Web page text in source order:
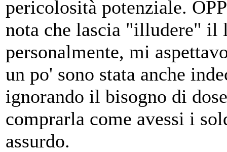
pericolosità potenziale.
nota che lascia "illudere"
personalmente, mi
un po' sono stata anche
ignorando il bisogno di
comprarla come avessi i
assurdo.